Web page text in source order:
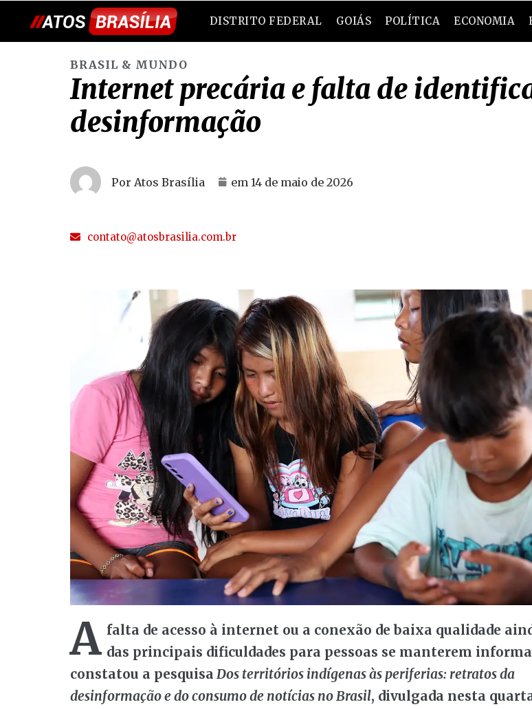
DISTRITO FEDERAL GOIÁS POLÍTICA ECONOMIA
BRASIL & MUNDO
Internet precária e falta de
desinformação
Por Atos Brasília em 14 de maio de 2026
contato@atosbrasilia.com.br
A falta de acesso à internet ou a conexão de baixa qualidade
das principais dificuldades para pessoas se manterem
constatou a pesquisa Dos territórios indígenas às periferias: retratos da
desinformação e do consumo de notícias no Brasil, divulgada nesta